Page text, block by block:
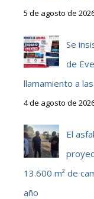
5 de agosto de
Se
de
llamamiento a
4 de agosto de
El
13.600 m² de
año